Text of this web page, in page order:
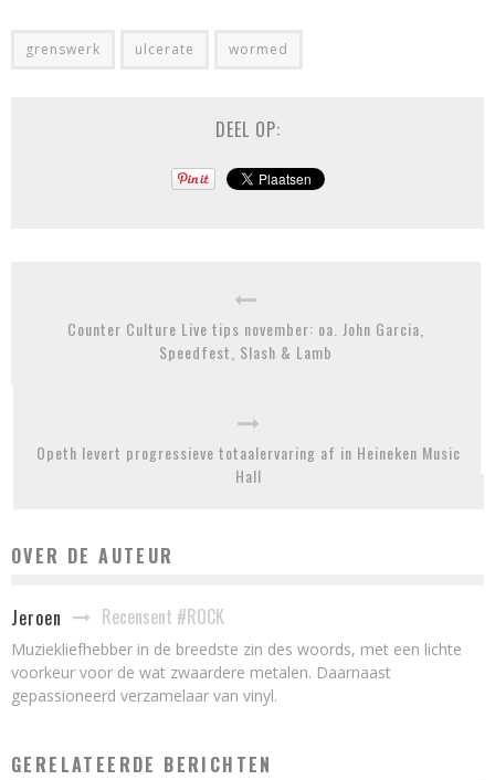
grenswerk ulcerate wormed
DEEL OP:
Counter Culture Live tips november: oa. John Garcia,
Speedfest, Slash & Lamb
Opeth levert progressieve totaalervaring af in Heineken Music
Hall
OVER DE AUTEUR
Jeroen Recensent #ROCK
Muziekliefhebber in de breedste zin des woords, met een lichte
voorkeur voor de wat zwaardere metalen. Daarnaast
gepassioneerd verzamelaar van vinyl.
GERELATEERDE BERICHTEN